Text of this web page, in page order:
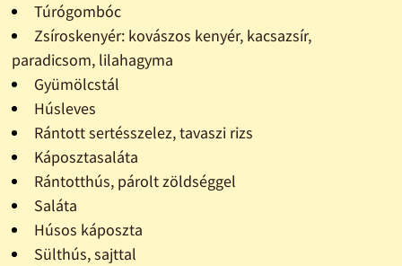
Túrógombóc
Zsíroskenyér: kovászos kenyér, kacsazsír,
paradicsom, lilahagyma
Gyümölcstál
Húsleves
Rántott sertésszelez, tavaszi rizs
Káposztasaláta
Rántotthús, párolt zöldséggel
Saláta
Húsos káposzta
Sülthús, sajttal